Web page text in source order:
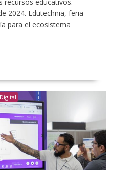
2024. Edutechnia, feria
para el ecosistema